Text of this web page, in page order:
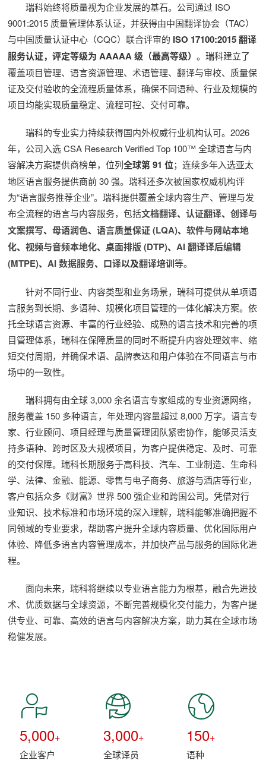
瑞科始终将质量视为企业发展的基石。公司通过 ISO
9001:2015 质量管理体系认证，并获得由中国翻译协会（TAC）
与中国质量认证中心（CQC）联合评审的 ISO 17100:2015 翻译
服务认证，评定等级为 AAAAA 级（最高等级）。瑞科建立了
覆盖项目管理、语言资源管理、术语管理、翻译与审校、质量保
证及交付验收的全流程质量体系，确保不同语种、行业及规模的
项目均能实现质量稳定、流程可控、交付可靠。
瑞科的专业实力持续获得国内外权威行业机构认可。2026
年，公司入选 CSA Research Verified Top 100™ 全球语言与内
容解决方案提供商榜单，位列全球第 91 位；连续多年入选亚太
地区语言服务提供商前 30 强。瑞科还多次被国家权威机构评
为“语言服务推荐企业”。瑞科提供覆盖全球内容生产、管理与发
布全流程的语言与内容服务，包括文档翻译、认证翻译、创译与
文案撰写、母语润色、语言质量保证 (LQA)、软件与网站本地
化、视频与音频本地化、桌面排版 (DTP)、AI 翻译译后编辑
(MTPE)、AI 数据服务、 口译以及翻译培训等。
针对不同行业、内容类型和业务场景，瑞科可提供从单项语
言服务到长期、多语种、规模化项目管理的一体化解决方案。依
托全球语言资源、丰富的行业经验、成熟的语言技术和完善的项
目管理体系，瑞科在保障质量的同时不断提升内容处理效率、缩
短交付周期，并确保术语、品牌表达和用户体验在不同语言与市
场中的一致性。
瑞科拥有由全球 3,000 余名语言专家组成的专业资源网络，
服务覆盖 150 多种语言，年处理内容量超过 8,000 万字。语言专
家、行业顾问、项目经理与质量管理团队紧密协作，能够灵活支
持多语种、跨时区及大规模项目，为客户提供稳定、及时、可靠
的交付保障。瑞科长期服务于高科技、汽车、工业制造、生命科
学、法律、金融、能源、零售与电子商务、旅游与酒店等行业，
客户包括众多《财富》世界 500 强企业和跨国公司。凭借对行
业知识、技术标准和市场环境的深入理解，瑞科能够准确把握不
同领域的专业要求，帮助客户提升全球内容质量、优化国际用户
体验、降低多语言内容管理成本，并加快产品与服务的国际化进
程。
面向未来，瑞科将继续以专业语言能力为根基，融合先进技
术、优质数据与全球资源，不断完善规模化交付能力，为客户提
供专业、可靠、高效的语言与内容解决方案，助力其在全球市场
稳健发展。
5,000+
企业客户
3,000+
全球译员
150+
语种